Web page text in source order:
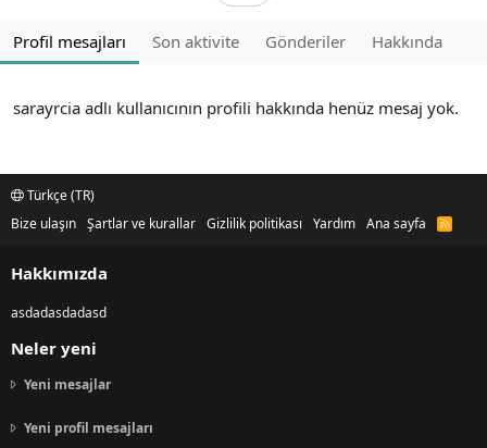
Profil mesajları Son aktivite Gönderiler Hakkında
sarayrcia adlı kullanıcının profili hakkında henüz mesaj yok.
Türkçe (TR)
Bize ulaşın Şartlar ve kurallar Gizlilik politikası Yardım Ana sayfa
R
Hakkımızda
asdadasdadasd
Neler yeni
Yeni mesajlar
Yeni profil mesajları